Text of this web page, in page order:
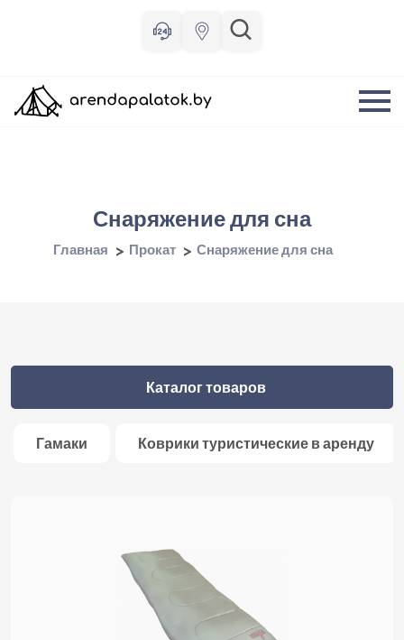
Снаряжение для сна
Главная Прокат Снаряжение для сна
Каталог товаров
Гамаки Коврики туристические в аренду